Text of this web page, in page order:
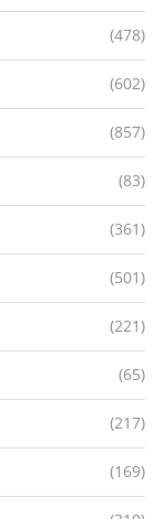
(478)
(602)
(857)
(83)
(361)
(501)
(221)
(65)
(217)
(169)